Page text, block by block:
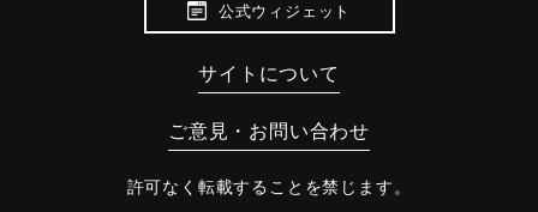
公式ウィジェット
サイトについて
ご意見・お問い合わせ
許可なく転載することを禁じます。